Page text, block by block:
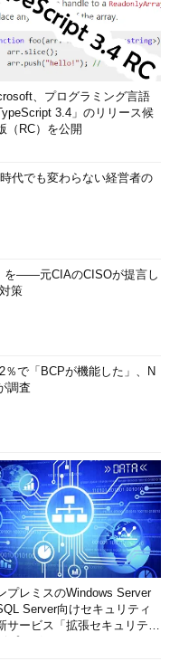
、プログラミング言語
3.4」のリリース候
（RC）を公開
代でも変わらない経営者の
を――元CIAのCISOが提言し
策
％で「BCPが機能した」、N
調査
プレミスのWindows Server
Server向けセキュリティ
サービス「拡張セキュリティ